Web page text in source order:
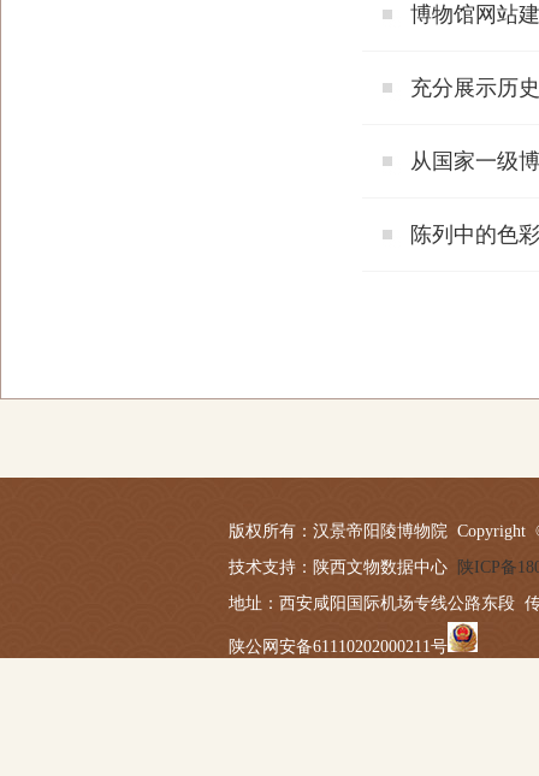
博物馆网站
充分展示历
从国家一级
陈列中的色彩
版权所有：汉景帝阳陵博物院 Copyright
技术支持：陕西文物数据中心 陕ICP备
地址：西安咸阳国际机场专线公路东段
陕公网安备61110202000211号